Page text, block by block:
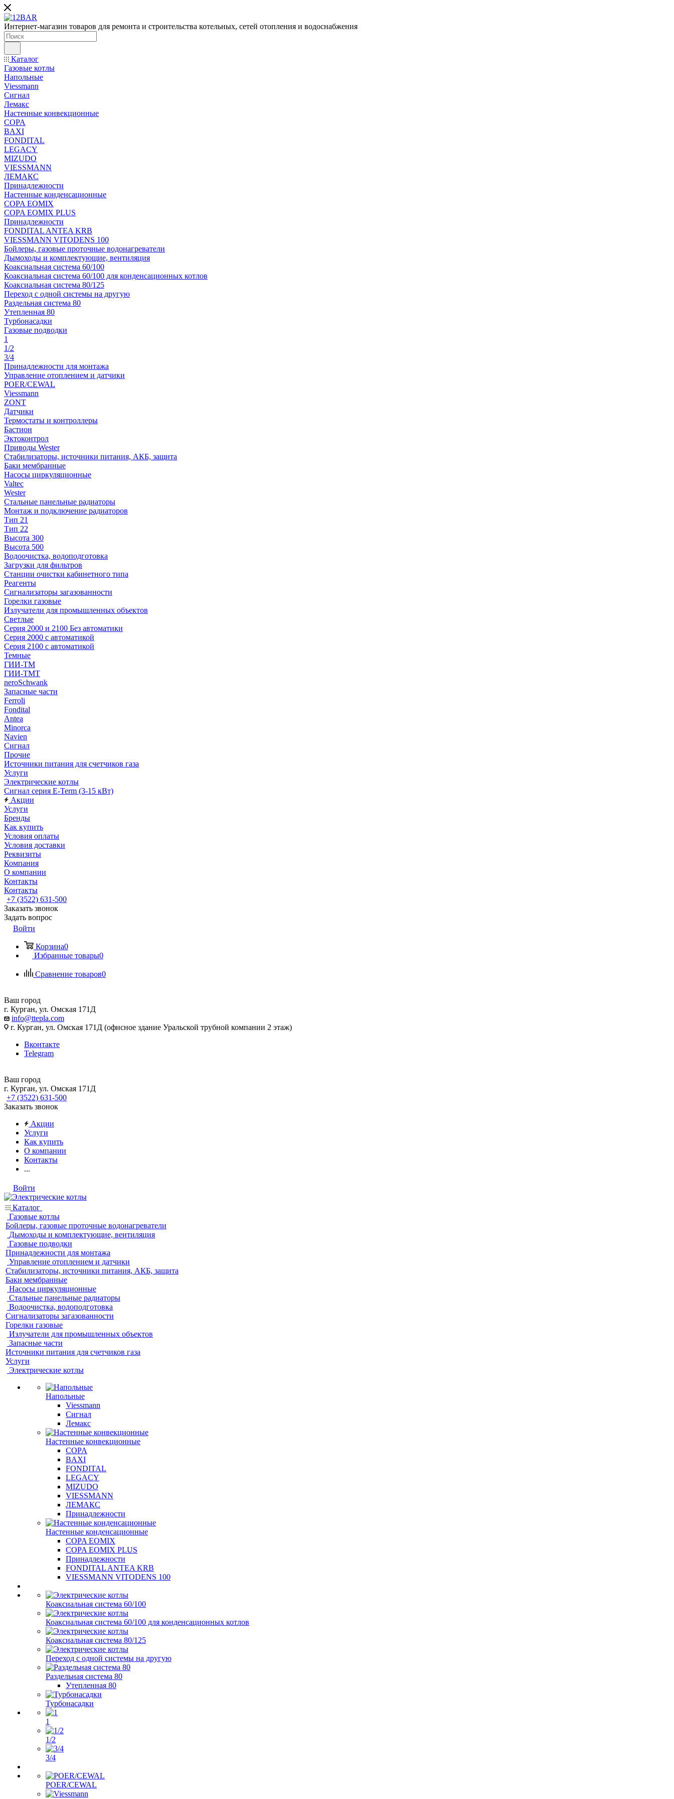
Интернет-магазин товаров для ремонта и строительства котельных, сетей отопления и водоснабжения
Каталог
Газовые котлы
Напольные
Viessmann
Сигнал
Лемакс
Настенные конвекционные
COPA
BAXI
FONDITAL
LEGACY
MIZUDO
VIESSMANN
ЛЕМАКС
Принадлежности
Настенные конденсационные
COPA EOMIX
COPA EOMIX PLUS
Принадлежности
FONDITAL ANTEA KRB
VIESSMANN VITODENS 100
Бойлеры, газовые проточные водонагреватели
Дымоходы и комплектующие, вентиляция
Коаксиальная система 60/100
Коаксиальная система 60/100 для конденсационных котлов
Коаксиальная система 80/125
Переход с одной системы на другую
Раздельная система 80
Утепленная 80
Турбонасадки
Газовые подводки
1
1/2
3/4
Принадлежности для монтажа
Управление отоплением и датчики
POER/CEWAL
Viessmann
ZONT
Датчики
Термостаты и контроллеры
Бастион
Эктоконтрол
Приводы Wester
Стабилизаторы, источники питания, АКБ, защита
Баки мембранные
Насосы циркуляционные
Valtec
Wester
Стальные панельные радиаторы
Монтаж и подключение радиаторов
Тип 21
Тип 22
Высота 300
Высота 500
Водоочистка, водоподготовка
Загрузки для фильтров
Станции очистки кабинетного типа
Реагенты
Сигнализаторы загазованности
Горелки газовые
Излучатели для промышленных объектов
Светлые
Серия 2000 и 2100 Без автоматики
Серия 2000 с автоматикой
Серия 2100 с автоматикой
Темные
ГИИ-ТМ
ГИИ-ТМТ
neroSchwank
Запасные части
Ferroli
Fondital
Antea
Minorca
Navien
Сигнал
Прочие
Источники питания для счетчиков газа
Услуги
Электрические котлы
Сигнал серия E-Term (3-15 кВт)
Акции
Услуги
Бренды
Как купить
Условия оплаты
Условия доставки
Реквизиты
Компания
О компании
Контакты
Контакты
+7 (3522) 631-500
Заказать звонок
Задать вопрос
Войти
Корзина0
Избранные товары0
Сравнение товаров0
Ваш город
г. Курган, ул. Омская 171Д
info@ttepla.com
г. Курган, ул. Омская 171Д (офисное здание Уральской трубной компании 2 этаж)
Вконтакте
Telegram
Ваш город
г. Курган, ул. Омская 171Д
+7 (3522) 631-500
Заказать звонок
Акции
Услуги
Как купить
О компании
Контакты
...
Войти
Каталог
Газовые котлы
Бойлеры, газовые проточные водонагреватели
Дымоходы и комплектующие, вентиляция
Газовые подводки
Принадлежности для монтажа
Управление отоплением и датчики
Стабилизаторы, источники питания, АКБ, защита
Баки мембранные
Насосы циркуляционные
Стальные панельные радиаторы
Водоочистка, водоподготовка
Сигнализаторы загазованности
Горелки газовые
Излучатели для промышленных объектов
Запасные части
Источники питания для счетчиков газа
Услуги
Электрические котлы
Напольные
Viessmann
Сигнал
Лемакс
Настенные конвекционные
COPA
BAXI
FONDITAL
LEGACY
MIZUDO
VIESSMANN
ЛЕМАКС
Принадлежности
Настенные конденсационные
COPA EOMIX
COPA EOMIX PLUS
Принадлежности
FONDITAL ANTEA KRB
VIESSMANN VITODENS 100
Коаксиальная система 60/100
Коаксиальная система 60/100 для конденсационных котлов
Коаксиальная система 80/125
Переход с одной системы на другую
Раздельная система 80
Утепленная 80
Турбонасадки
1
1/2
3/4
POER/CEWAL